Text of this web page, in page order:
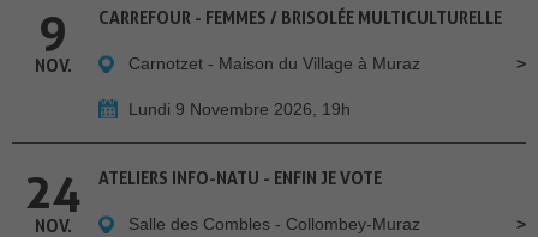
9
NOV.
CARREFOUR - FEMMES / BRISOLÉE MULTICULTURELLE
Carnotzet - Maison du Village à Muraz
Lundi 9 Novembre 2026, 19h
24
NOV.
ATELIERS INFO-NATU - ENFIN JE VOTE
Salle des Combles - Collombey-Muraz